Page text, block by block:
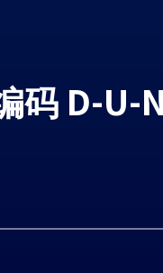
码 D-